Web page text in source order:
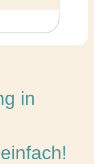
in